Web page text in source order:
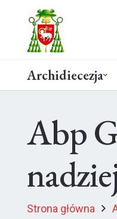
Archidiecezja
Abp
Strona główna